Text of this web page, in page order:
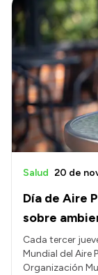
Delegaciones
Consultorios
Presentación
Transparencia
Inversión en
Licitaciones
Día de Aire
sobre
Salud 20 de
Cada tercer
Mundial del Aire
Organización